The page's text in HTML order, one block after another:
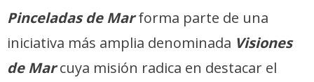
Pinceladas de Marforma parte de una
iniciativa más amplia denominada Visiones
de Marcuya misión radica en destacar el